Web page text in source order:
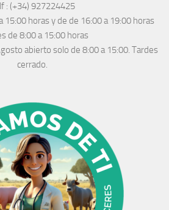
: (+34) 927224425
15:00 horas y de de 16:00 a 19:00 horas
de 8:00 a 15:00 horas
abierto solo de 8:00 a 15:00. Tardes
cerrado.